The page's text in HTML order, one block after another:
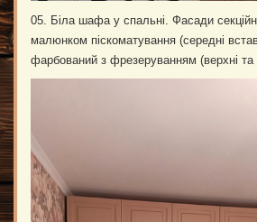
05. Біла шафа у спальні. Фасади
малюнком піскоматування (середні
фарбований з фрезеруванням (верхні та